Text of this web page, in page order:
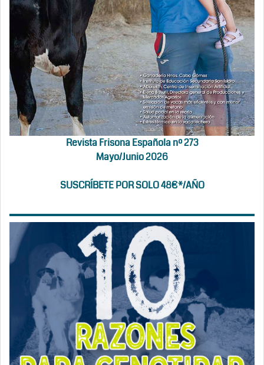
Revista Frisona Española nº 273
Mayo/Junio 2026
SUSCRÍBETE POR SOLO 48€*/AÑO